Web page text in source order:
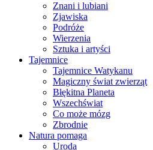
Znani i lubiani
Zjawiska
Podróże
Wierzenia
Sztuka i artyści
Tajemnice
Tajemnice Watykanu
Magiczny świat zwierząt
Błękitna Planeta
Wszechświat
Co może mózg
Zbrodnie
Natura pomaga
Uroda